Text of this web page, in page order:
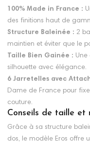
100% Made in France :
des finitions haut de
Structure Baleinée : 2
maintien et éviter que le
Taille Bien Gainée : Une
silhouette avec élégance.
6 Jarretelles avec
Dame de France pour
couture.
Conseils de taille et
Grâce à sa structure
dos, le modèle Eros offre